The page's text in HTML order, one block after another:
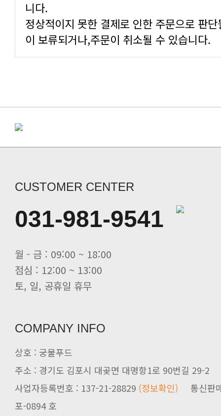
니다.
정상적이지 못한 결제로 인한 주문으로 판
이 보류되거나,주문이 취소될 수 있습니다.
CUSTOMER CENTER
031-981-9541
월 - 금 : 09:00 ~ 18:00
점심 : 12:00 ~ 13:00
토, 일, 공휴일 휴무
COMPANY INFO
상호 : 궁물푸드
주소 : 경기도 김포시 대곶면 대명항1로 90번길 29-2
사업자등록번호 : 137-21-28829 (정보확인) 통신판
포-0894 호